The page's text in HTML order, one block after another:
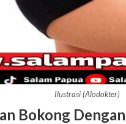
Ilustrasi (Alodokter)
Bokong